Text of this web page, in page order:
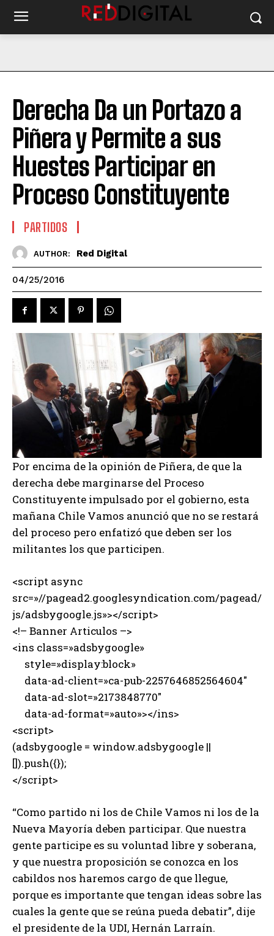
Derecha Da un Portazo a
Piñera y Permite a sus
Huestes Participar en
Proceso Constituyente
PARTIDOS
AUTHOR: Red Digital
04/25/2016
Por encima de la opinión de Piñera, de que la
derecha debe marginarse del Proceso
Constituyente impulsado por el gobierno, esta
mañana Chile Vamos anunció que no se restará
del proceso pero enfatizó que deben ser los
militantes los que participen.
<script async
src=»//pagead2.googlesyndication.com/pagead/
js/adsbygoogle.js»></script>
<!– Banner Articulos –>
<ins class=»adsbygoogle»
style=»display:block»
data-ad-client=»ca-pub-2257646852564604″
data-ad-slot=»2173848770″
data-ad-format=»auto»></ins>
<script>
(adsbygoogle = window.adsbygoogle ||
[]).push({});
</script>
“Como partido ni los de Chile Vamos ni los de la
Nueva Mayoría deben participar. Que nuestra
gente participe es su voluntad libre y soberana,
y que nuestra proposición se conozca en los
cabildos nos haremos cargo de que llegue,
porque es importante que tengan ideas sobre las
cuales la gente que se reúna pueda debatir”, dije
el presidente de la UDI, Hernán Larraín.